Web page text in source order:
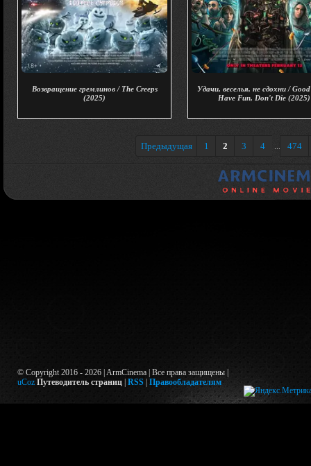
Возвращение гремлинов / The Creeps
(2025)
Удачи, веселья, не сдохни /
Have Fun, Don't Die (2025)
Предыдущая 1 2 3 4 ... 474
© Copyright 2016 - 2026 | ArmCinema | Все права защищены |
uCoz Путеводитель страниц RSS Правообладателям